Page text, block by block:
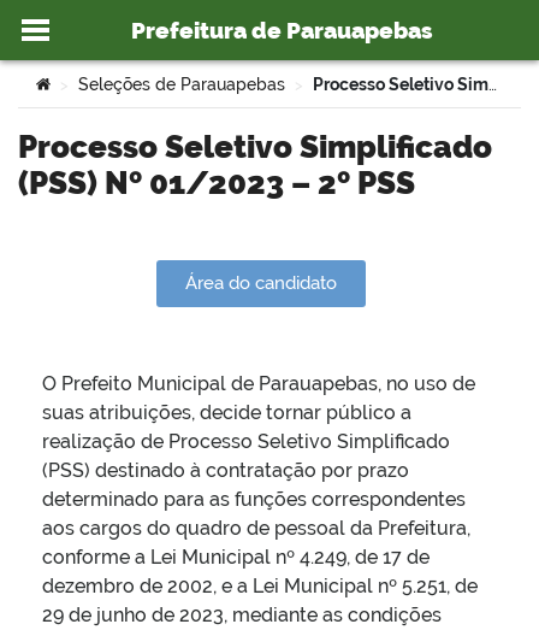
Ir para o conteúdo
Prefeitura de Parauapebas
portal
Você está aqui:
> Seleções de Parauapebas > Processo Seletivo Simplificado (PSS) Nº 01/2023 – 2º PSS
Processo Seletivo Simplificado
(PSS) Nº 01/2023 – 2º PSS
Área do candidato
O Prefeito Municipal de Parauapebas, no uso de
suas atribuições, decide tornar público a
realização de Processo Seletivo Simplificado
(PSS) destinado à contratação por prazo
determinado para as funções correspondentes
aos cargos do quadro de pessoal da Prefeitura,
conforme a Lei Municipal nº 4.249, de 17 de
dezembro de 2002, e a Lei Municipal nº 5.251, de
29 de junho de 2023, mediante as condições